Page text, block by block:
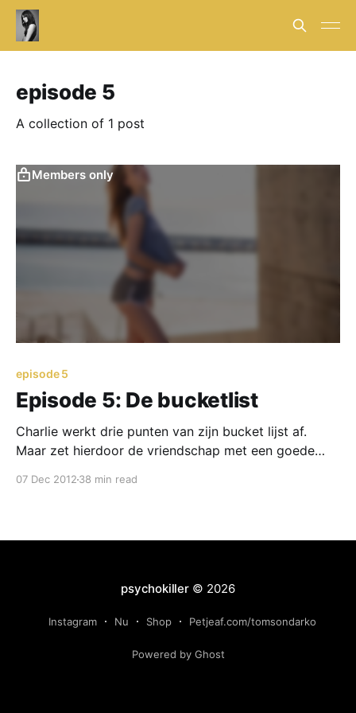
episode 5
A collection of 1 post
Members only
episode 5
Episode 5: De bucketlist
Charlie werkt drie punten van zijn bucket lijst af.
Maar zet hierdoor de vriendschap met een goede
07 Dec 2012 38 min read
psychokiller© 2026
Instagram Nu Shop Petjeaf.com/tomsondarko
Powered by Ghost